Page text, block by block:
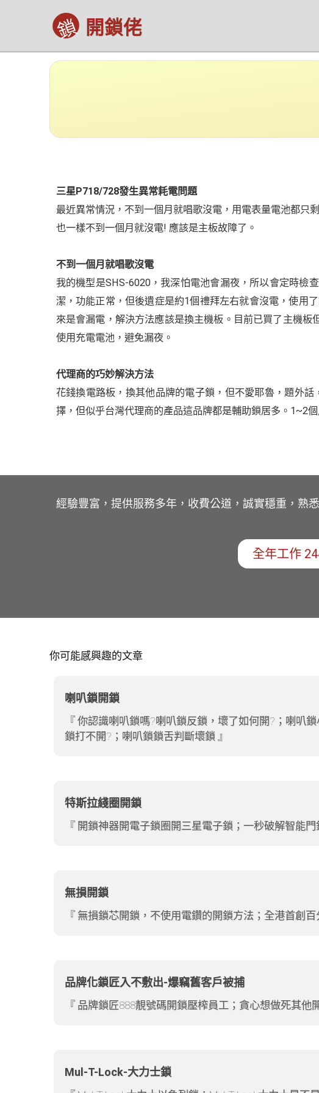
鎖 開鎖佬
三星P718/728發生異常耗電問題
最近異常情況，不到一個月就唱歌沒電，用電表量電池都只
也一樣不到一個月就沒電! 應該是主板故障了。
不到一個月就唱歌沒電
我的機型是SHS-6020，我深怕電池會漏夜，所以會定時檢
潔，功能正常，但後遺症是約1個禮拜左右就會沒電，使用
來是會漏電，解決方法應該是換主機板。目前已買了主機
使用充電電池，避免漏夜。
代理商的巧妙解決方法
花錢換電路板，換其他品牌的電子鎖，但不愛耶魯，題外
擇，但似乎台灣代理商的產品這品牌都是輔助鎖居多。1~2
經驗豐富，提供服務多年，收費公道，誠實穩重，熟
全年工作
你可能感興趣的文章
喇叭鎖開鎖
你認識喇叭鎖嗎?喇叭鎖反鎖，壞了如何開?；喇叭
鎖打不開?；喇叭鎖鎖舌判斷壞鎖
特斯拉綫圈開鎖
開鎖神器開電子鎖圈開三星電子鎖；一秒破解智能
無損開鎖
無損鎖芯開鎖，不使用電鑽的開鎖方法；全港首創
品牌化鎖匠入不敷出-爆竊舊客戶被捕
品牌鎖匠888靚號碼開鎖壓榨員工；貪心想做死其
Mul-T-Lock-大力士鎖